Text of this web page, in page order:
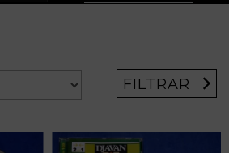
FILTRAR